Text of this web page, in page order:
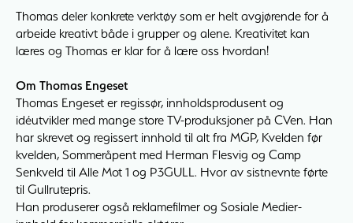
Thomas deler konkrete verktøy som er helt avgjørende for å
arbeide kreativt både i grupper og alene. Kreativitet kan
læres og Thomas er klar for å lære oss hvordan!
Om Thomas Engeset
Thomas Engeset er regissør, innholdsprodusent og
idéutvikler med mange store TV-produksjoner på CVen. Han
har skrevet og regissert innhold til alt fra MGP, Kvelden før
kvelden, Sommeråpent med Herman Flesvig og Camp
Senkveld til Alle Mot 1 og P3GULL. Hvor av sistnevnte førte
til Gullrutepris.
Han produserer også reklamefilmer og Sosiale Medier-